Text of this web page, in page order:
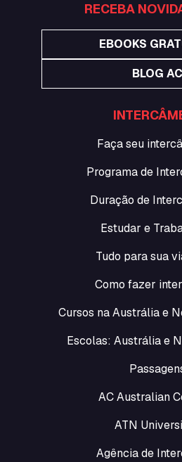
RECEBA
EBOOKS
BLOG AC
Faça seu
Programa de
Duração de
Estudar e
Tudo para sua
Como fazer
Cursos na Austrália e
Escolas: Austrália e
AC Australian
ATN
Agência de